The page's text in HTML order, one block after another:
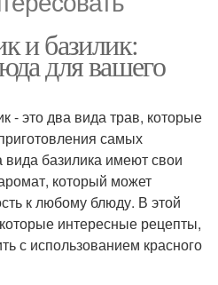
и базилик:
для вашего
- это два вида трав, которые
самых
базилика имеют свои
который может
к любому блюду. В этой
интересные рецепты,
с использованием красного